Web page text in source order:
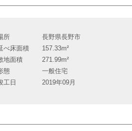
所
長野県長野市
べ床面積
157.33m²
地面積
271.99m²
態
一般住宅
工日
2019年09月